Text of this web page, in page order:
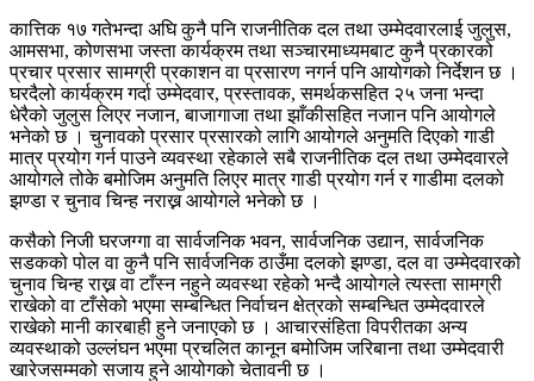
कात्तिक १७ गतेभन्दा अघि कुनै पनि राजनीतिक दल तथा उम्मेदवारलाई जुलुस,
आमसभा, कोणसभा जस्ता कार्यक्रम तथा सञ्चारमाध्यमबाट कुनै प्रकारको
प्रचार प्रसार सामग्री प्रकाशन वा प्रसारण नगर्न पनि आयोगको निर्देशन छ ।
घरदैलो कार्यक्रम गर्दा उम्मेदवार, प्रस्तावक, समर्थकसहित २५ जना भन्दा
धेरैको जुलुस लिएर नजान, बाजागाजा तथा झाँकीसहित नजान पनि आयोगले
भनेको छ । चुनावको प्रसार प्रसारको लागि आयोगले अनुमति दिएको गाडी
मात्र प्रयोग गर्न पाउने व्यवस्था रहेकाले सबै राजनीतिक दल तथा उम्मेदवारले
आयोगले तोके बमोजिम अनुमति लिएर मात्र गाडी प्रयोग गर्न र गाडीमा दलको
झण्डा र चुनाव चिन्ह नराख्न आयोगले भनेको छ ।
कसैको निजी घरजग्गा वा सार्वजनिक भवन, सार्वजनिक उद्यान, सार्वजनिक
सडकको पोल वा कुनै पनि सार्वजनिक ठाउँमा दलको झण्डा, दल वा उम्मेदवारको
चुनाव चिन्ह राख्न वा टाँस्न नहुने व्यवस्था रहेको भन्दै आयोगले त्यस्ता सामग्री
राखेको वा टाँसेको भएमा सम्बन्धित निर्वाचन क्षेत्रको सम्बन्धित उम्मेदवारले
राखेको मानी कारबाही हुने जनाएको छ । आचारसंहिता विपरीतका अन्य
व्यवस्थाको उल्लंघन भएमा प्रचलित कानून बमोजिम जरिबाना तथा उम्मेदवारी
खारेजसम्मको सजाय हुने आयोगको चेतावनी छ ।